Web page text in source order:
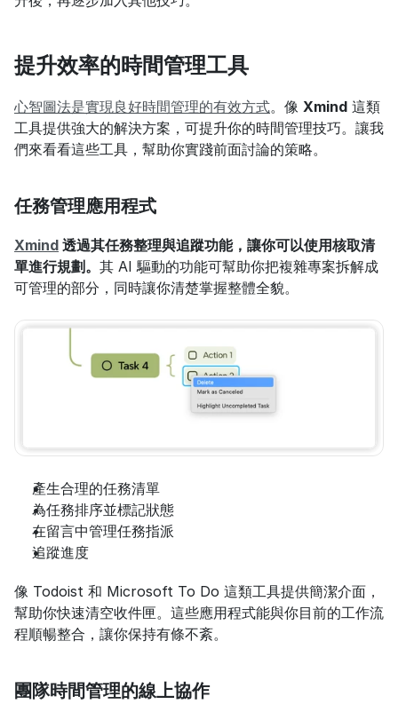
提升效率的時間管理工具
心智圖法是實現良好時間管理的有效方式。像 Xmind 這類
工具提供強大的解決方案，可提升你的時間管理技巧。讓我
們來看看這些工具，幫助你實踐前面討論的策略。
任務管理應用程式
Xmind 透過其任務整理與追蹤功能，讓你可以使用核取清
單進行規劃。 其 AI 驅動的功能可幫助你把複雜專案拆解成
可管理的部分，同時讓你清楚掌握整體全貌。
產生合理的任務清單
為任務排序並標記狀態
在留言中管理任務指派
追蹤進度
像 Todoist 和 Microsoft To Do 這類工具提供簡潔介面，
幫助你快速清空收件匣。這些應用程式能與你目前的工作流
程順暢整合，讓你保持有條不紊。
團隊時間管理的線上協作